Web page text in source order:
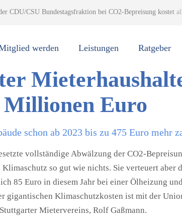
CDU/CSU Bundestagsfraktion bei CO2‐Bepreisung
werden Leistungen Ratgeber
Millionen Euro
schon ab 2023 bis zu 475 Euro mehr
vollständige Abwälzung der
so gut wie nichts. Sie verteuert aber
85 Euro in diesem Jahr bei einer Ölheizung
gigantischen Klimaschutzkosten ist mit der
Mietervereins, Rolf Gaßmann.